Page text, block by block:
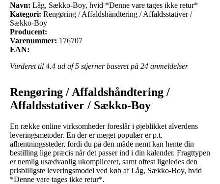
Navn: Låg, Sækko-Boy, hvid *Denne vare tages ikke retur*
Kategori: Rengøring / Affaldshåndtering / Affaldsstativer /
Sækko-Boy
Producent:
Varenummer: 176707
EAN:
Vurderet til 4.4 ud af 5 stjerner baseret på 24 anmeldelser
Rengøring / Affaldshåndtering /
Affaldsstativer / Sækko-Boy
En række online virksomheder foreslår i øjeblikket alverdens
leveringsmetoder. En der er meget populær er p.t.
afhentningssteder, fordi du på den måde nemt kan hente din
bestilling lige præcis når det passer ind i din kalender. Fragttypen
er nemlig usædvanlig ukompliceret, samt oftest ligeledes den
prisbilligste leveringsmodel ved køb af Låg, Sækko-Boy, hvid
*Denne vare tages ikke retur*.